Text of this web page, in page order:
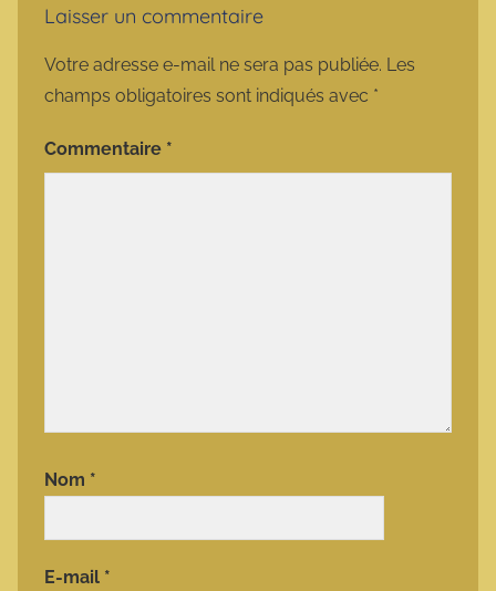
Laisser un commentaire
Votre adresse e-mail ne sera pas publiée. Les
champs obligatoires sont indiqués avec *
Commentaire *
Nom *
E-mail *